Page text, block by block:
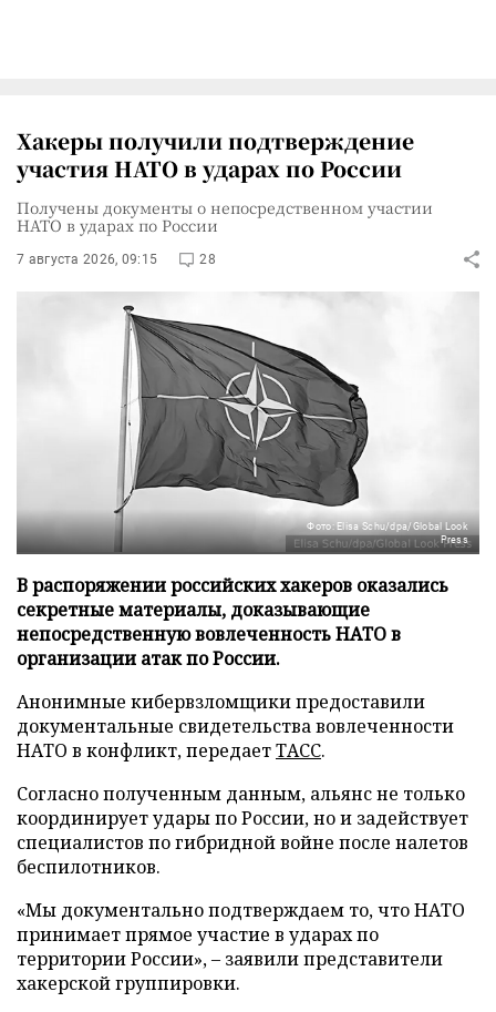
Хакеры получили подтверждение
участия НАТО в ударах по России
Получены документы о непосредственном участии
НАТО в ударах по России
7 августа 2026, 09:15 28
Фото: Elisa Schu/dpa/Global Look
Press
В распоряжении российских хакеров оказались
секретные материалы, доказывающие
непосредственную вовлеченность НАТО в
организации атак по России.
Анонимные кибервзломщики предоставили
документальные свидетельства вовлеченности
НАТО в конфликт, передаетТАСС.
Согласно полученным данным, альянс не только
координирует удары по России, но и задействует
специалистов по гибридной войне после налетов
беспилотников.
«Мы документально подтверждаем то, что НАТО
принимает прямое участие в ударах по
территории России», – заявили представители
хакерской группировки.